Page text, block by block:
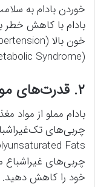
خوردن بادام به
بادام با کاهش خطر
(Metabolic Syndrome) مرتبط بوده است.
۲. قدرت‌های مواد مغذی
بادام مملو از مواد
خود را کاهش دهید.